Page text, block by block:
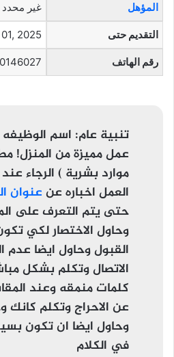
المؤهل غير محدد
التقديم حتى 2025
رقم الهاتف
تنبية عام: اسم
عمل مميزة من المنزل!
موارد بشرية ) الرجاء
العمل اخباره عن عنوان
حتى يتم التعرف على
وحاول الاختصار لكي
القبول وحاول ايضا عدم
الاتصال وتكلم بشكل
كلمات منمقه وعند
عن الاحراج وتكلم كانك
وحاول ايضا ان تكون
في الكلام